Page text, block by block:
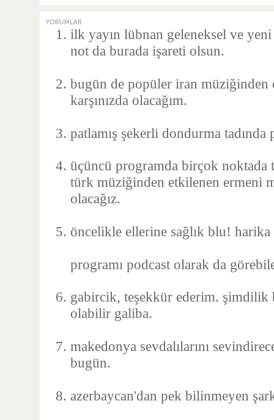
ilk yayın lübnan geleneksel ve
not da burada işareti olsun.
bugün de popüler iran müziğinden
karşınızda olacağım.
patlamış şekerli dondurma tadında
üçüncü programda birçok
türk müziğinden etkilenen ermeni
olacağız.
öncelikle ellerine sağlık blu!
programı podcast olarak da
gabircik, teşekkür ederim. şimdilik
olabilir galiba.
makedonya sevdalılarını
bugün.
azerbaycan'dan pek bilinmeyen